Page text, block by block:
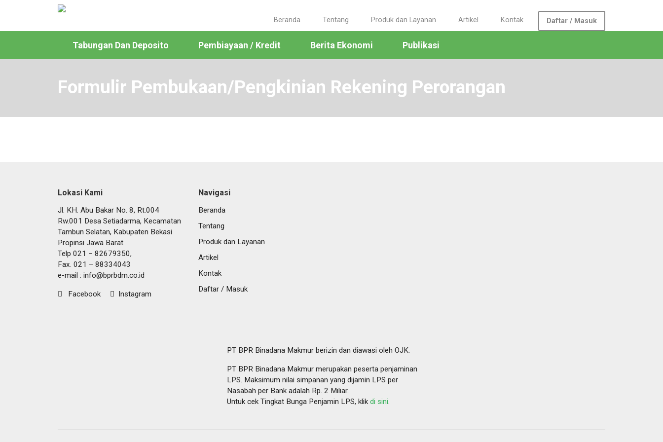
Beranda Tentang Produk dan Layanan Artikel Kontak Daftar / Masuk
Tabungan Dan Deposito Pembiayaan / Kredit Berita Ekonomi Publikasi
Formulir Pembukaan/Pengkinian Rekening Perorangan
Lokasi Kami
Jl. KH. Abu Bakar No. 8, Rt.004
Rw.001 Desa Setiadarma, Kecamatan
Tambun Selatan, Kabupaten Bekasi
Propinsi Jawa Barat
Telp 021 – 82679350,
Fax. 021 – 88334043
e-mail : info@bprbdm.co.id
Facebook Instagram
Navigasi
Beranda
Tentang
Produk dan Layanan
Artikel
Kontak
Daftar / Masuk
PT BPR Binadana Makmur berizin dan diawasi oleh OJK.
PT BPR Binadana Makmur merupakan peserta penjaminan
LPS. Maksimum nilai simpanan yang dijamin LPS per
Nasabah per Bank adalah Rp. 2 Miliar.
Untuk cek Tingkat Bunga Penjamin LPS, klik di sini.